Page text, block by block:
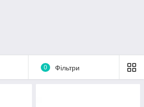
0 Фільтри